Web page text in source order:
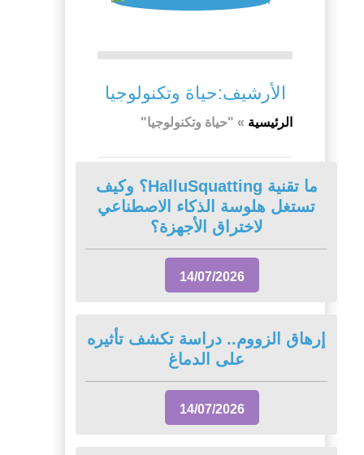
الأرشيف:حياة وتكنولوجيا
الرئيسية » "حياة وتكنولوجيا"
ما تقنية HalluSquatting؟ وكيف
تستغل هلوسة الذكاء الاصطناعي
لاختراق الأجهزة؟
14/07/2026
إرهاق الزووم.. دراسة تكشف تأثيره
على الدماغ
14/07/2026